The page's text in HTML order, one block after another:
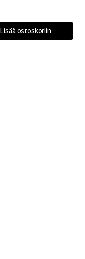
Lisää ostoskoriin